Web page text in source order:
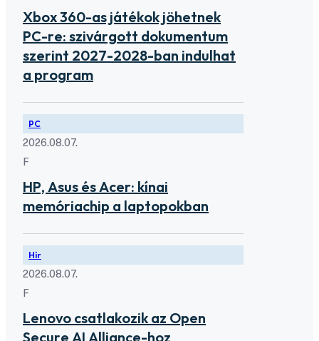
Xbox 360-as játékok jöhetnek
PC-re: szivárgott dokumentum
szerint 2027-2028-ban indulhat
a program
PC
2026.08.07.
F
HP, Asus és Acer: kínai
memóriachip a laptopokban
Hír
2026.08.07.
F
Lenovo csatlakozik az Open
Secure AI Alliance-hoz